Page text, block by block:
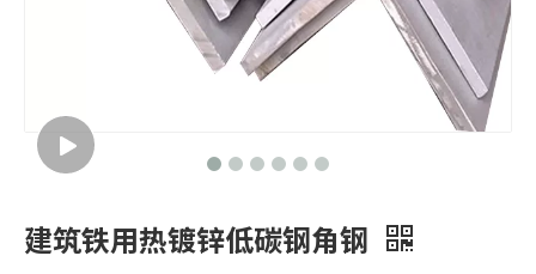
建筑铁用热镀锌低碳钢角钢